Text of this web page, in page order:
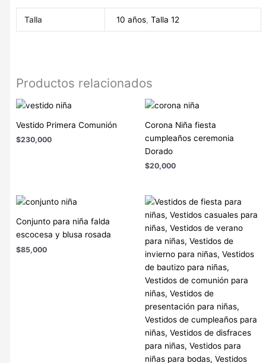
Talla 10 años, Talla 12
Productos relacionados
Vestido Primera Comunión
$230,000
Corona Niña fiesta
cumpleaños ceremonia
Dorado
$20,000
Conjunto para niña falda
escocesa y blusa rosada
$85,000